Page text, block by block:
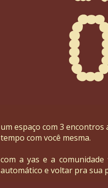
um espaço com 3
tempo com você mesma.
com a yas e a
automático e voltar pra sua